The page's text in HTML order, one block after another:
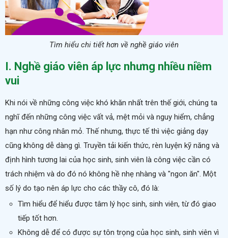
Tìm hiểu chi tiết hơn về nghề giáo viên
I. Nghề giáo viên áp lực nhưng nhiều niềm
vui
Khi nói về những công việc khó khăn nhất trên thế giới, chúng ta
nghĩ đến những công việc vất vả, mệt mỏi và nguy hiểm, chẳng
hạn như công nhân mỏ. Thế nhưng, thực tế thì việc giảng dạy
cũng không dễ dàng gì. Truyền tải kiến thức, rèn luyện kỹ năng và
định hình tương lai của học sinh, sinh viên là công việc cần có
trách nhiệm và do đó nó không hề nhẹ nhàng và "ngon ăn". Một
số lý do tạo nên áp lực cho các thầy cô, đó là:
Tìm hiểu để hiểu được tâm lý học sinh, sinh viên, từ đó giao
tiếp tốt hơn.
Không dễ để có được sự tôn trọng của học sinh, sinh viên vì